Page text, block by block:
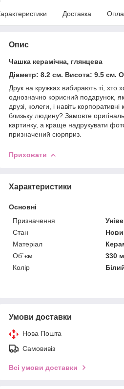
Доставка
Опис
Чашка керамічна, глянцева
Діаметр: 8.2 см. Висота: 9.5 см.
Друк на кружках вибирають ті, хто
однозначно корисний подарунок,
друзі, колеги, і навіть
близьку людину? Замовте
картинку, а краще надрукувати
призначений сюрприз.
Приховати
Характеристики
Основні
Призначення
Стан
Матеріал
Об`єм
330
Колір
Умови доставки
Нова Пошта
Самовивіз
Всі умови доставки